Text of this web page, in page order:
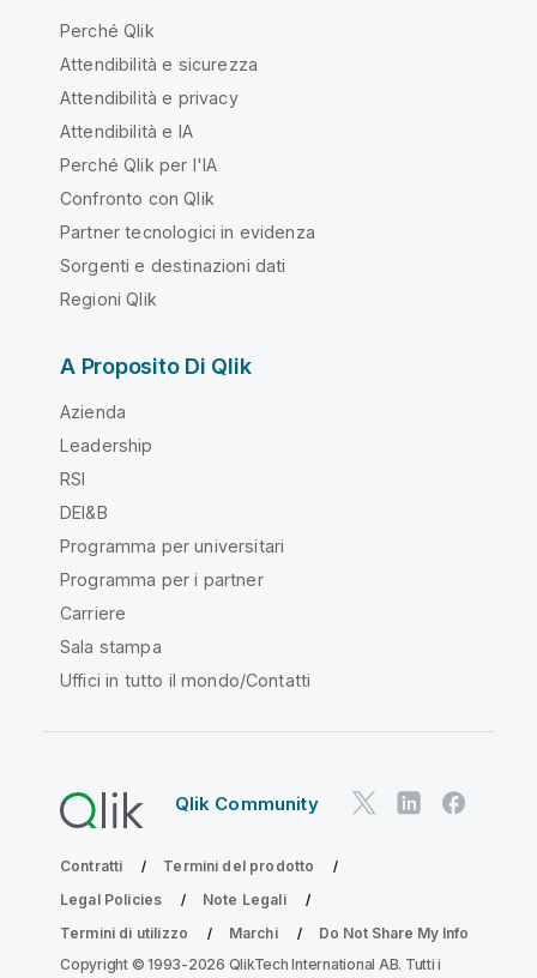
Perché Qlik
Attendibilità e sicurezza
Attendibilità e privacy
Attendibilità e IA
Perché Qlik per l'IA
Confronto con Qlik
Partner tecnologici in evidenza
Sorgenti e destinazioni dati
Regioni Qlik
A Proposito Di Qlik
Azienda
Leadership
RSI
DEI&B
Programma per universitari
Programma per i partner
Carriere
Sala stampa
Uffici in tutto il mondo/Contatti
Qlik Community
Contratti
Termini del prodotto
Legal Policies
Note Legali
Termini di utilizzo
Marchi
Do Not Share My Info
Copyright © 1993-2026 QlikTech International AB. Tutti i